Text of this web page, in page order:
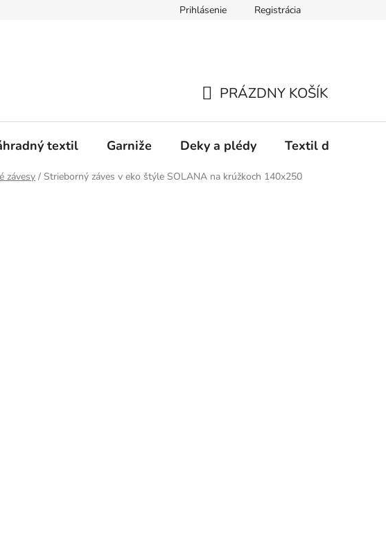
Prihlásenie Registrácia
KOŠÍK
PRÁZDNY KOŠÍK
textil Garniže Deky a plédy Textil do spálne
závesy / Strieborný záves v eko štýle SOLANA na krúžkoch 140x250